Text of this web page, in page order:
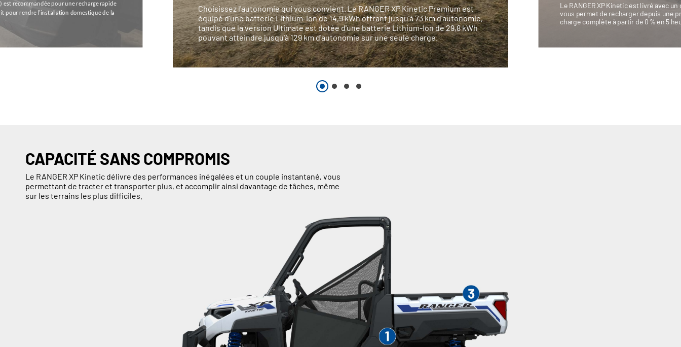
recommandée pour une recharge rapide
pour rendre l'installation domestique de la
Choisissez l'autonomie qui vous convient. Le RANGER XP Kinetic Premium est
équipé d'une batterie Lithium-Ion de 14,9 kWh offrant jusqu'à 73 km d'autonomie,
tandis que la version Ultimate est dotée d'une batterie Lithium-Ion de 29,8 kWh
pouvant atteindre jusqu'à 129 km d'autonomie sur une seule charge.
Le RANGER XP Kinetic est livré avec
vous permet de recharger depuis une
charge complète à partir de 0 % en 5
CAPACITÉ SANS COMPROMIS
Le RANGER XP Kinetic délivre des performances inégalées et un couple instantané, vous
permettant de tracter et transporter plus, et accomplir ainsi davantage de tâches, même
sur les terrains les plus difficiles.